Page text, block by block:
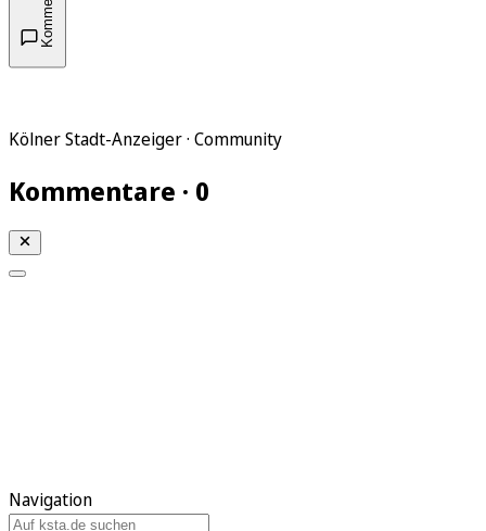
Kölner Stadt-Anzeiger · Community
Kommentare · 0
Navigation